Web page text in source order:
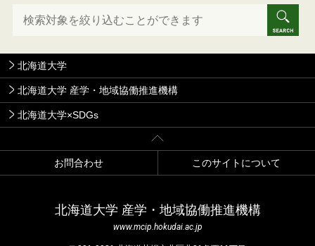
北海道大学
北海道大学 産学・地域協働推進機構
北海道大学×SDGs
お問合わせ このサイトについて
北海道⼤学 産学・地域協働推進機構
www.mcip.hokudai.ac.jp